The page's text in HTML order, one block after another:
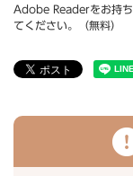
Adobe Readerをお持ち
てください。（無料）